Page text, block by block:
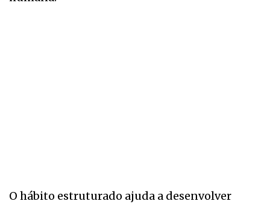
O hábito estruturado ajuda a desenvolver